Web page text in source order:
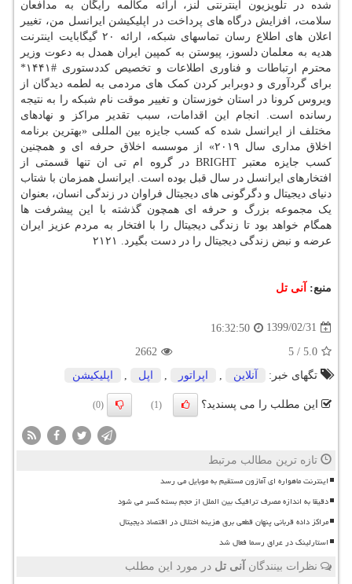
شده در تلویزیون اینترنتی لنز، ارائه مکالمه رایگان به مدافعان
سلامت، افزایش درگاه های پرداخت در اپلیکیشن ایرانسل من، تغییر
اعلان های اطلاع رسان تماسهای شبکه، ارائه ۲۰ گیگابایت اینترنت
هدیه به معلمان دلسوز، پیوستن به کمپین ایران همدل به دعوت وزیر
محترم ارتباطات و فناوری اطلاعات و تخصیص کددستوری #۱۴۴۱*
برای گردآوری و دوبرابر کردن کمک های مردمی به لطمه دیدگان از
ویروس کرونا در استان خوزستان و تغییر موقت نام شبکه را به نتیجه
رسانده است. انجام این اقدامات، سبب تقدیر مراکز و نهادهای
مختلف از ایرانسل شده که کسب جایزه بین المللی «بهترین برنامه
اخلاق مداری سال ۲۰۱۹» از موسسه اخلاق حرفه ای و همچنین
کسب جایزه معتبر BRIGHT در گروه ام تی ان تنها قسمتی از
افتخارهای ایرانسل در سال قبل بوده است. ایرانسل همزمان با شتاب
دنیای دیجیتال و دگرگونی های دیجیتال فراوان در زندگی انسان، بعنوان
یک مجموعه بزرگ و حرفه ای همچون گذشته با این پیشرفت ها
همگام خواهد بود تا زندگی دیجیتال را با افتخار به مردم عزیز ایران
عرضه و نبض زندگی دیجیتال را در دست بگیرد. ۲۱۲۱
منبع: آنی تل
1399/02/31
16:32:50
5.0
/
5
2662
تگهای خبر:
آنلاین , اپراتور , اپل , اپلیكیشن
این مطلب را می پسندید؟ (1)
(0)
تازه ترین مطالب مرتبط
اینترنت ماهواره ای آمازون مستقیم به موبایل می رسد
دقیقا به اندازه مصرف ترافیک بین الملل از حجم بسته کسر می شود
مراکز داده قربانی پنهان قطعی برق هزینه اختلال در اقتصاد دیجیتال
استارلینک در عراق رسما فعال شد
نظرات بینندگان آنی تل در مورد این مطلب